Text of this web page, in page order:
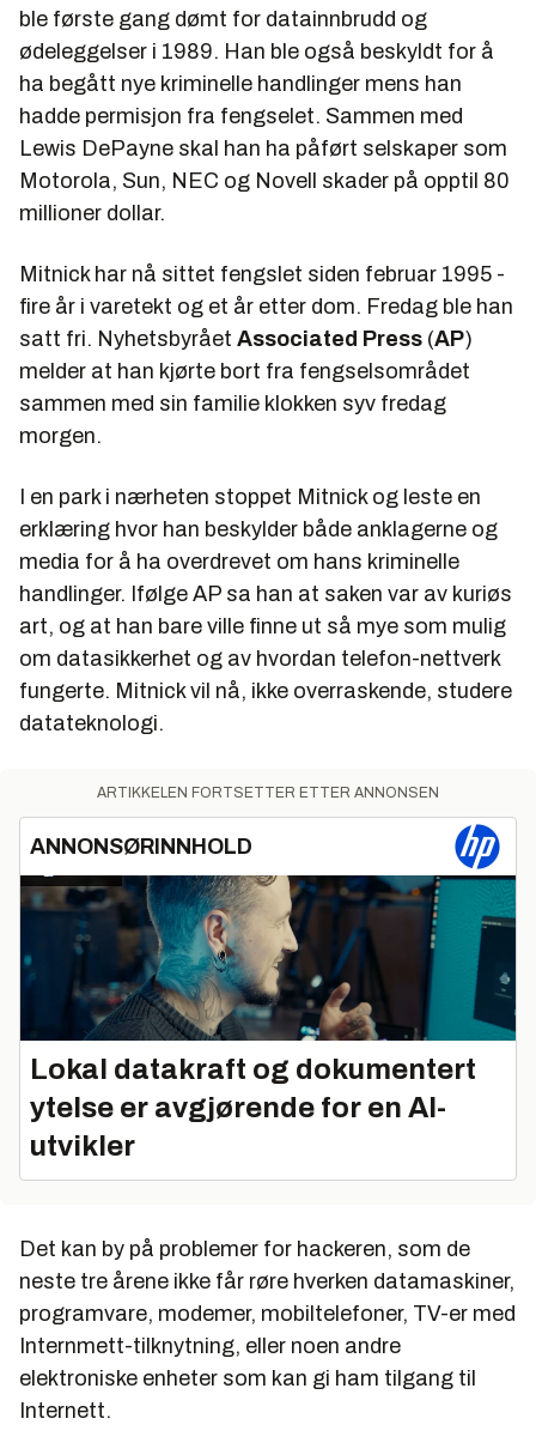
ble første gang dømt for datainnbrudd og
ødeleggelser i 1989. Han ble også beskyldt for å
ha begått nye kriminelle handlinger mens han
hadde permisjon fra fengselet. Sammen med
Lewis DePayne skal han ha påført selskaper som
Motorola, Sun, NEC og Novell skader på opptil 80
millioner dollar.
Mitnick har nå sittet fengslet siden februar 1995 -
fire år i varetekt og et år etter dom. Fredag ble han
satt fri. Nyhetsbyrået Associated Press (AP)
melder at han kjørte bort fra fengselsområdet
sammen med sin familie klokken syv fredag
morgen.
I en park i nærheten stoppet Mitnick og leste en
erklæring hvor han beskylder både anklagerne og
media for å ha overdrevet om hans kriminelle
handlinger. Ifølge AP sa han at saken var av kuriøs
art, og at han bare ville finne ut så mye som mulig
om datasikkerhet og av hvordan telefon-nettverk
fungerte. Mitnick vil nå, ikke overraskende, studere
datateknologi.
ARTIKKELEN FORTSETTER ETTER ANNONSEN
ANNONSØRINNHOLD
Lokal datakraft og dokumentert
ytelse er avgjørende for en AI-
utvikler
Det kan by på problemer for hackeren, som de
neste tre årene ikke får røre hverken datamaskiner,
programvare, modemer, mobiltelefoner, TV-er med
Internmett-tilknytning, eller noen andre
elektroniske enheter som kan gi ham tilgang til
Internett.